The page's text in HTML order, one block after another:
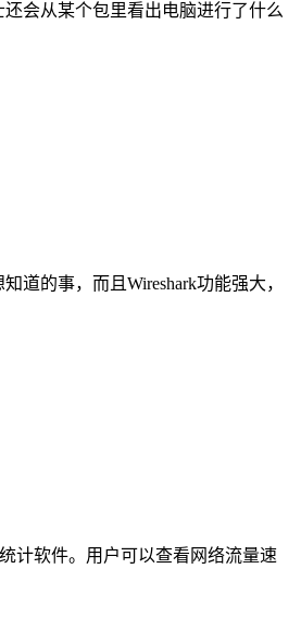
会从某个包里看出电脑进行了什么
的事，而且Wireshark功能强大，
计软件。用户可以查看网络流量速